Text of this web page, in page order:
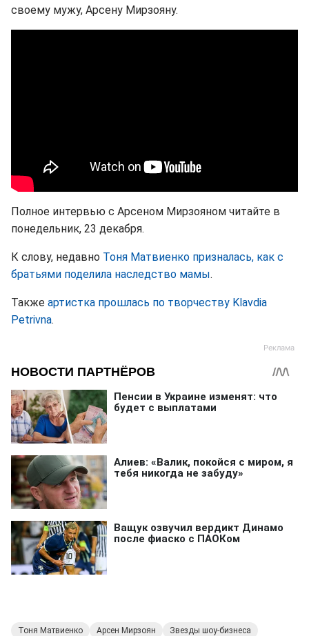
своему мужу, Арсену Мирзояну.
Полное интервью с Арсеном Мирзояном читайте в
понедельник, 23 декабря.
К слову, недавно Тоня Матвиенко призналась, как с
братьями поделила наследство мамы.
Также артистка прошлась по творчеству Klavdia
Petrivna.
Тоня Матвиенко Арсен Мирзоян Звезды шоу-бизнеса